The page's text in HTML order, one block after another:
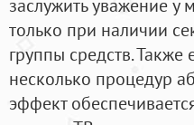
только при наличии
группы средств.
несколько процедур
эффект